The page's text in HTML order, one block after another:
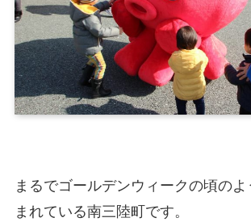
まるでゴールデンウィークの頃の
まれている南三陸町です。